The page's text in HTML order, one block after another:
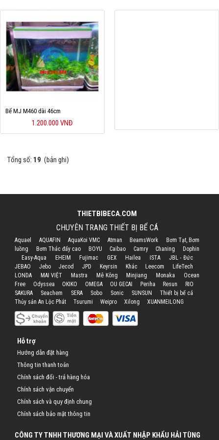
Bể MJ M460 dài 46cm
1.200.000 VNĐ
Tổng số: 19 (bản ghi)
THIETBIBECA.COM
CHUYÊN TRANG THIẾT BỊ BỂ CÁ
Aquael AQUAFIN AquaKoi VMC Atman BeamsWork
Bơm Tạt, Bơm
luồng
Bơm Thác đẩy cao BOYU Caibao Camry Chaning
Dophin
Easy-Aqua
EHEIM Fujimac GEX Hailea ISTA
JBL - Đức
JEBAO
Jebo Jecod JPD Keyrsin Khác Leecom
LifeTech
LONDA
MAI VIỆT Mastra Mê Kông Minjiang Monaka
Ocean
Free
Odyssea OKIKO OMEGA OU GECAI Periha Resun
RIO
SAKURA
Seachem SERA Sobo Sonic SUNSUN
Thiết bị bể cá
Thủy sản An Lộc Phát
Tsurumi Weipro Xilong XUANMEILONG
Hỗ trợ
Hướng dẫn đặt hàng
Thông tin thanh toán
Chính sách đổi - trả hàng hóa
Chính sách vận chuyển
Chính sách và quy định chung
Chính sách bảo mật thông tin
CÔNG TY TNHH THƯƠNG MẠI VÀ XUẤT NHẬP KHẨU HẢI TÙNG